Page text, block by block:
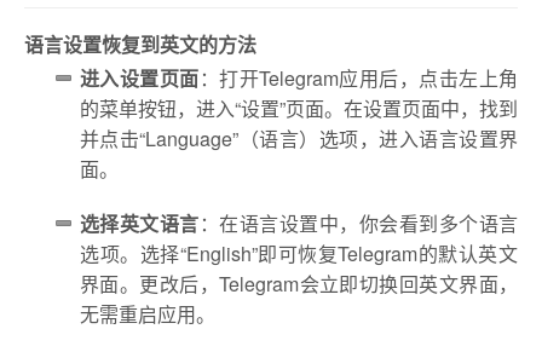
语言设置恢复到英文的方法
进入设置页面：打开Telegram应用后，点击左上角
的菜单按钮，进入“设置”页面。在设置页面中，找到
并点击“Language”（语言）选项，进入语言设置界
面。
选择英文语言：在语言设置中，你会看到多个语言
选项。选择“English”即可恢复Telegram的默认英文
界面。更改后，Telegram会立即切换回英文界面，
无需重启应用。